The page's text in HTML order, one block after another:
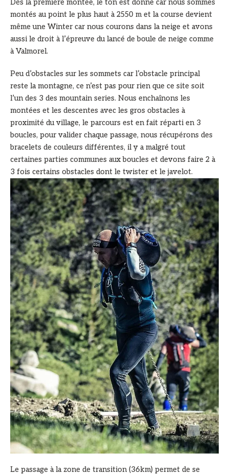
Dès la première montée, le ton est donné car nous sommes
montés au point le plus haut à 2550 m et la course devient
même une Winter car nous courons dans la neige et avons
aussi le droit à l’épreuve du lancé de boule de neige comme
à Valmorel.
Peu d’obstacles sur les sommets car l’obstacle principal
reste la montagne, ce n’est pas pour rien que ce site soit
l’un des 3 des mountain series. Nous enchaînons les
montées et les descentes avec les gros obstacles à
proximité du village, le parcours est en fait réparti en 3
boucles, pour valider chaque passage, nous récupérons des
bracelets de couleurs différentes, il y a malgré tout
certaines parties communes aux boucles et devons faire 2 à
3 fois certains obstacles dont le twister et le javelot.
Le passage à la zone de transition (36km) permet de se